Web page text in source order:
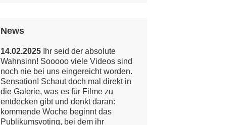
News
14.02.2025
Ihr seid der absolute
Wahnsinn! Sooooo viele Videos sind
noch nie bei uns eingereicht worden.
Sensation! Schaut doch mal direkt in
die Galerie, was es für Filme zu
entdecken gibt und denkt daran:
kommende Woche beginnt das
Publikumsvoting, bei dem ihr